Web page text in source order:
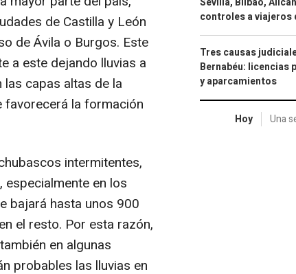
de Castilla y León
de Ávila o Burgos. Este
a este dejando lluvias a
capas altas de la
favorecerá la formación
intermitentes,
en los
bajará hasta unos 900
el resto. Por esta razón,
en algunas
probables las lluvias en
controles a viajeros
Tres causas
Bernabéu: licencias
y aparcamientos
Hoy Una